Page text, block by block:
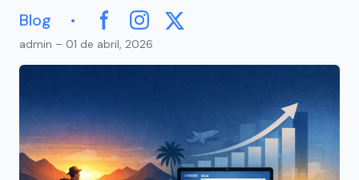
Blog · FacebookInstagram
admin – 01 de abril, 2026